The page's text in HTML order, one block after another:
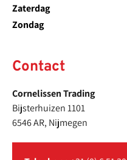
Zaterdag
Zondag
Contact
Cornelissen Trading
Bijsterhuizen 1101
6546 AR, Nijmegen